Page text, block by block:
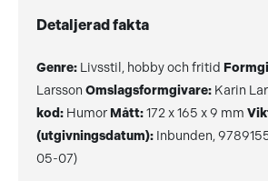
Detaljerad fakta
Genre: Livsstil, hobby och fritid
Larsson Omslagsformgivare: Karin
kod: Humor Mått:172 x 165 x 9 mm
(utgivningsdatum): Inbunden,
05-07)